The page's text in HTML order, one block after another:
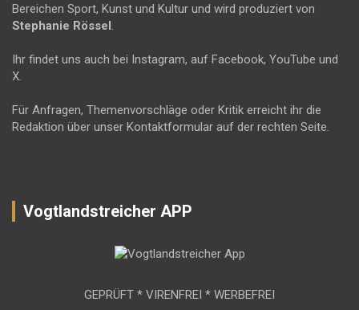
Bereichen Sport, Kunst und Kultur und wird produziert von
Stephanie Rössel.
Ihr findet uns auch bei Instagram, auf Facebook, YouTube und
X.
Für Anfragen, Themenvorschläge oder Kritik erreicht ihr die
Redaktion über unser Kontaktformular auf der rechten Seite.
Vogtlandstreicher APP
GEPRÜFT * VIRENFREI * WERBEFREI